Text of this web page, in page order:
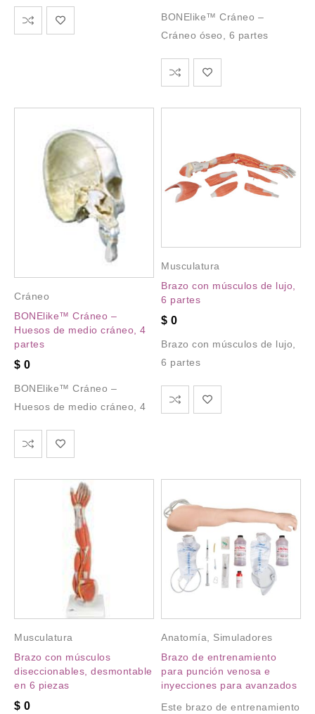
BONElike™ Cráneo –
Cráneo óseo, 6 partes
Cráneo
BONElike™ Cráneo –
Huesos de medio cráneo, 4
partes
$ 0
BONElike™ Cráneo –
Huesos de medio cráneo, 4
Musculatura
Brazo con músculos de lujo,
6 partes
$ 0
Brazo con músculos de lujo,
6 partes
Musculatura
Brazo con músculos
diseccionables, desmontable
en 6 piezas
$ 0
Anatomía, Simuladores
Brazo de entrenamiento
para punción venosa e
inyecciones para avanzados
Este brazo de entrenamiento